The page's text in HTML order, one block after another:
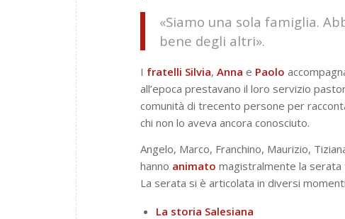
«Siamo una sola famiglia.
bene degli altri».
I fratelli Silvia, Anna e Paolo
all’epoca prestavano il loro servizio
comunità di trecento persone per
chi non lo aveva ancora conosciuto.
Angelo, Marco, Franchino, Maurizio,
hanno animato magistralmente la serata
La serata si è articolata in diversi
La storia Salesiana